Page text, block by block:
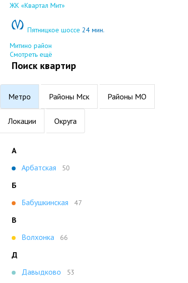
Добавить в избранное
ЖК «Квартал Мит»
Пятницкое шоссе 24 мин.
Митино район
Смотреть ещё
Поиск квартир
Метро Районы Мск Районы МО
Локации Округа
А
Арбатская
50
Б
Бабушкинская
47
В
Волхонка
66
Д
Давыдково
53